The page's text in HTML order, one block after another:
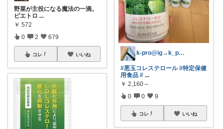
野菜が主役になる魔法の一滴。
ピエトロ ...
￥ 572
0 2 679
コレ いいね k-pro@ig→k_pro_a
#悪玉コレステロール #特定保健
用食品 # ...
￥ 2,160～
0 0 9
コレ いいね